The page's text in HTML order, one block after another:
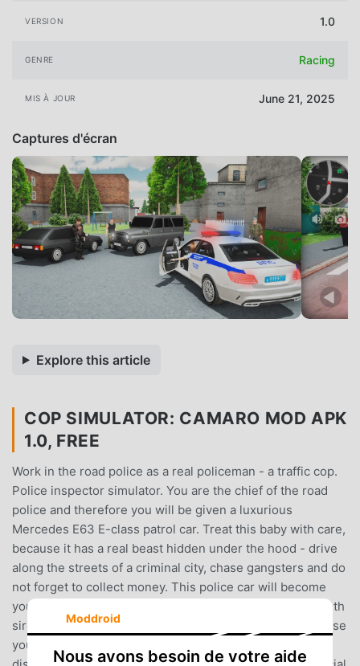
VERSION 1.0
GENRE Racing
MIS À JOUR June 21, 2025
Captures d'écran
Explore this article
COP SIMULATOR: CAMARO MOD APK
1.0, FREE
Work in the road police as a real policeman - a traffic cop.
Police inspector simulator. You are the chief of the road
police and therefore you will be given a luxurious
Mercedes E63 E-class patrol car. Treat this baby with care,
because it has a real beast hidden under the hood - drive
along the streets of a criminal city, chase gangsters and do
not forget to collect money. This police car will become
your reliable assistant on the city streets, turn on the meth
siren and show everyone what chasing bandits is, because
you are a real traffic inspector. A large town is at your
Moddroid
Nous avons besoin de votre aide